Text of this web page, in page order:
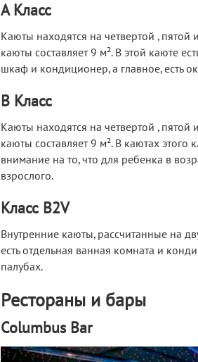
А Класс
Каюты находятся на четвертой , пятой
каюты составляет 9 м². В этой каюте
шкаф и кондиционер, а главное, есть
B Класс
Каюты находятся на четвертой , пятой
каюты составляет 9 м². В каютах этого
внимание на то, что для ребенка в
взрослого.
Класс B2V
Внутренние каюты, рассчитанные на
есть отдельная ванная комната и
палубах.
Рестораны и бары
Columbus Bar